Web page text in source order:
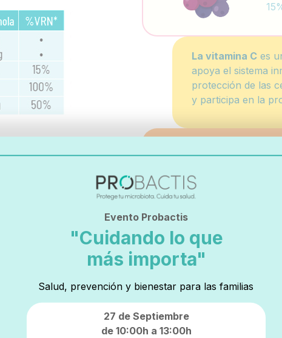
La vitamina Ces
apoya el sistema
protección de las
y participa en la
La Vitamina D3
fósforo y además
sistema
clave de nuestras
Evento Probactis
"Cuidando lo que
más importa"
Salud, prevención y bienestar para las familias
27 de Septiembre
de 10:00h a 13:00h